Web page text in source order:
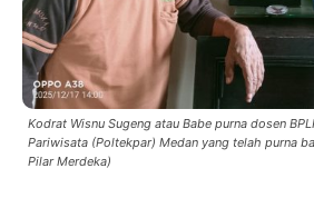
Kodrat Wisnu Sugeng atau Babe purna dosen
Pariwisata (Poltekpar) Medan yang telah purna
Pilar Merdeka)